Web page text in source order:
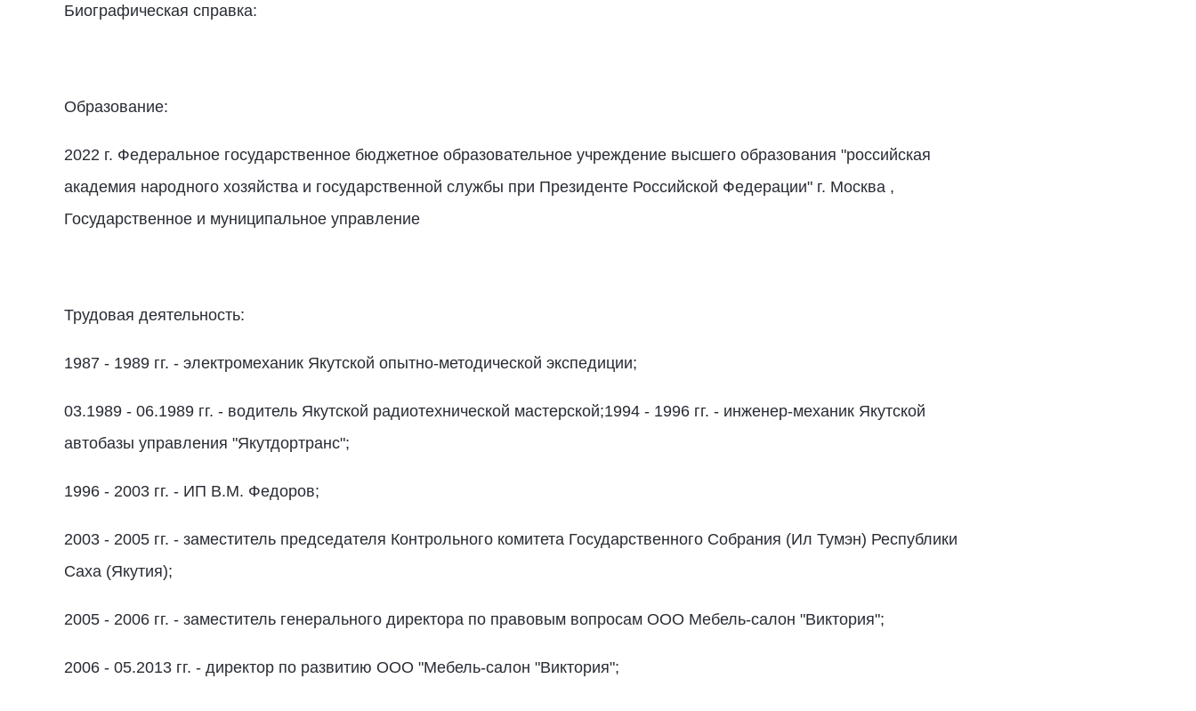
Биографическая справка:
Образование:
2022 г. Федеральное государственное бюджетное образовательное учреждение высшего образования "российская
академия народного хозяйства и государственной службы при Президенте Российской Федерации" г. Москва ,
Государственное и муниципальное управление
Трудовая деятельность:
1987 - 1989 гг. - электромеханик Якутской опытно-методической экспедиции;
03.1989 - 06.1989 гг. - водитель Якутской радиотехнической мастерской;1994 - 1996 гг. - инженер-механик Якутской
автобазы управления "Якутдортранс";
1996 - 2003 гг. - ИП В.М. Федоров;
2003 - 2005 гг. - заместитель председателя Контрольного комитета Государственного Собрания (Ил Тумэн) Республики
Саха (Якутия);
2005 - 2006 гг. - заместитель генерального директора по правовым вопросам ООО Мебель-салон "Виктория";
2006 - 05.2013 гг. - директор по развитию ООО "Мебель-салон "Виктория";